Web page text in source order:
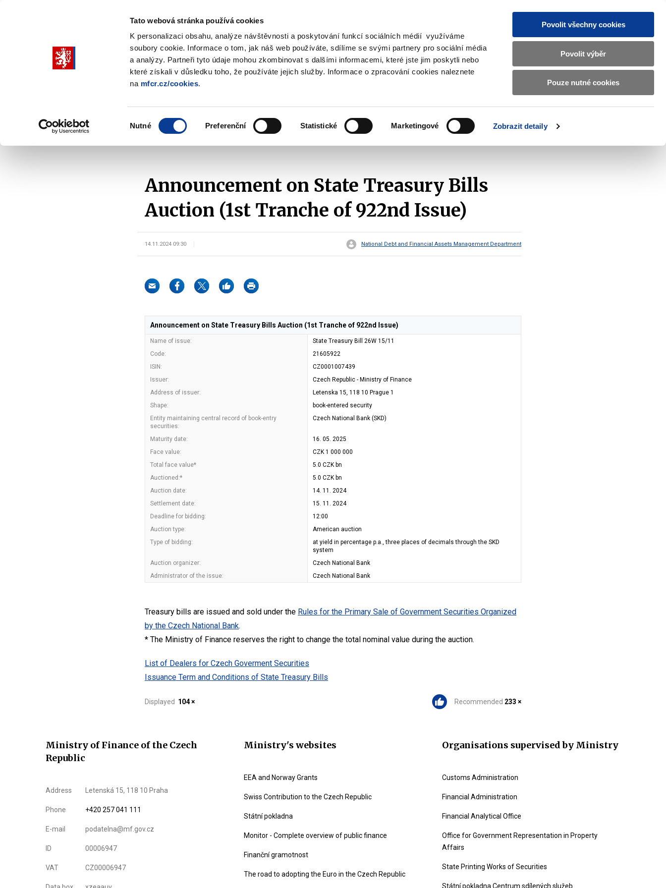
Tato webová stránka používá cookies
K personalizaci obsahu, analýze návštěvnosti a poskytování funkcí sociálních médií využíváme
soubory cookie. Informace o tom, jak náš web používáte, sdílíme se svými partnery pro sociální média
a analýzy. Partneři tyto údaje mohou zkombinovat s dalšími informacemi, které jste jim poskytli nebo
které získali v důsledku toho, že používáte jejich služby. Informace o zpracování cookies naleznete
na mfcr.cz/cookies.
Nutné Preferenční Statistické Marketingové Zobrazit detaily
Povolit všechny cookies
Povolit výběr
Pouze nutné cookies
Search
CZ EN
Základní
informace
o
Ministerstvu
financí
submenu
policy
submenu
Taxes
submenu
submenu
International
Announcement on State Treasury Bills
Auction (1st Tranche of 922nd Issue)
14.11.2024 09:30 National Debt and Financial Assets Management Department
Announcement on State Treasury Bills Auction (1st Tranche of 922nd Issue)
Name of issue:
State Treasury Bill 26W 15/11
Code:
21605922
ISIN:
CZ0001007439
Issuer:
Czech Republic - Ministry of Finance
Address of issuer:
Letenska 15, 118 10 Prague 1
Shape:
book-entered security
Entity maintaining central record of book-entry
securities:
Czech National Bank (SKD)
Maturity date:
16. 05. 2025
Face value:
CZK 1 000 000
Total face value*
5.0 CZK bn
Auctioned:*
5.0 CZK bn
Auction date:
14. 11. 2024
Settlement date:
15. 11. 2024
Deadline for bidding:
12:00
Auction type:
American auction
Type of bidding:
at yield in percentage p.a., three places of decimals through the SKD
system
Auction organizer:
Czech National Bank
Administrator of the issue:
Czech National Bank
Treasury bills are issued and sold under the Rules for the Primary Sale of Government Securities Organized
by the Czech National Bank.
* The Ministry of Finance reserves the right to change the total nominal value during the auction.
List of Dealers for Czech Goverment Securities
Issuance Term and Conditions of State Treasury Bills
Displayed 104 × Recommended 233 ×
Ministry of Finance of the Czech
Republic
Address Letenská 15, 118 10 Praha
Phone +420 257 041 111
E-mail podatelna@mf.gov.cz
ID 00006947
VAT CZ00006947
Ministry's websites
EEA and Norway Grants
Swiss Contribution to the Czech Republic
Státní pokladna
Monitor - Complete overview of public finance
Finanční gramotnost
The road to adopting the Euro in the Czech Republic
Organisations supervised by Ministry
Customs Administration
Financial Administration
Financial Analytical Office
Office for Government Representation in Property
Affairs
State Printing Works of Securities
Státní pokladna Centrum sdílených služeb